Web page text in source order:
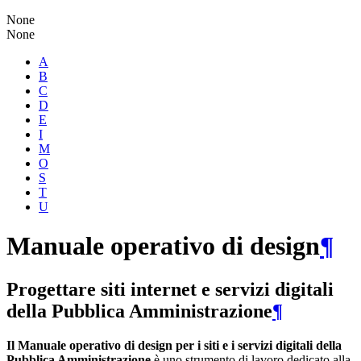
None
None
A
B
C
D
E
I
M
O
S
T
U
Manuale operativo di design¶
Progettare siti internet e servizi digitali
della Pubblica Amministrazione¶
Il Manuale operativo di design per i siti e i servizi digitali della